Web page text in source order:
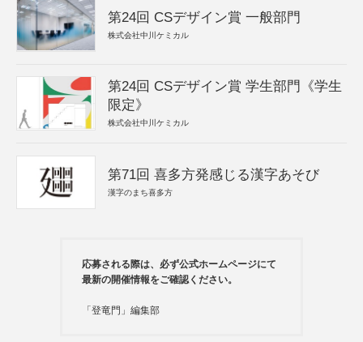
第24回 CSデザイン賞 一般部門
株式会社中川ケミカル
第24回 CSデザイン賞 学生部門《学生
限定》
株式会社中川ケミカル
第71回 喜多方発感じる漢字あそび
漢字のまち喜多方
応募される際は、必ず公式ホームページにて
最新の開催情報をご確認ください。
「登竜門」編集部